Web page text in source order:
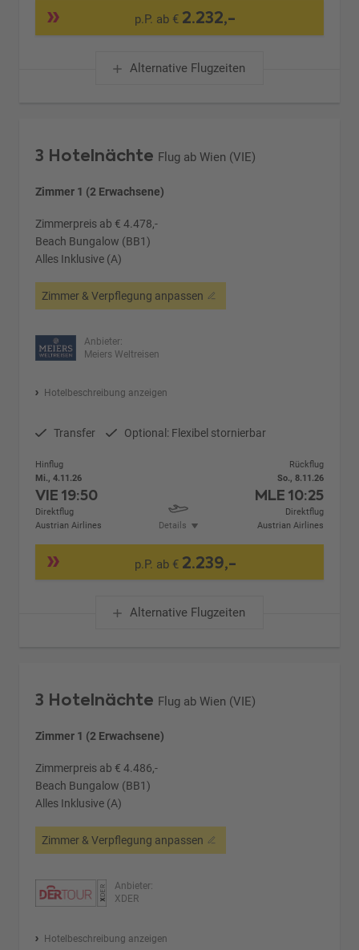
p.P. ab € 2.232,-
Alternative Flugzeiten
3 Hotelnächte Flug ab Wien (VIE)
Zimmer 1 (2 Erwachsene)
Zimmerpreis ab € 4.478,-
Beach Bungalow (BB1)
Alles Inklusive (A)
Zimmer & Verpflegung anpassen
Anbieter:
Meiers Weltreisen
Hotelbeschreibung anzeigen
Transfer Optional: Flexibel stornierbar
Hinflug
Mi., 4.11.26
VIE19:50
Direktflug
Austrian Airlines
Details
Rückflug
So., 8.11.26
MLE 10:25
Direktflug
Austrian Airlines
p.P. ab € 2.239,-
Alternative Flugzeiten
3 Hotelnächte Flug ab Wien (VIE)
Zimmer 1 (2 Erwachsene)
Zimmerpreis ab € 4.486,-
Beach Bungalow (BB1)
Alles Inklusive (A)
Zimmer & Verpflegung anpassen
Anbieter:
XDER
Hotelbeschreibung anzeigen